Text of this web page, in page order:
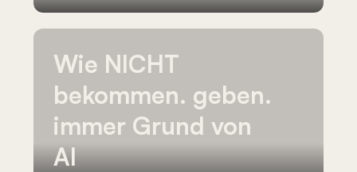
Wie NICHT
bekommen. geben.
immer Grund von
AI